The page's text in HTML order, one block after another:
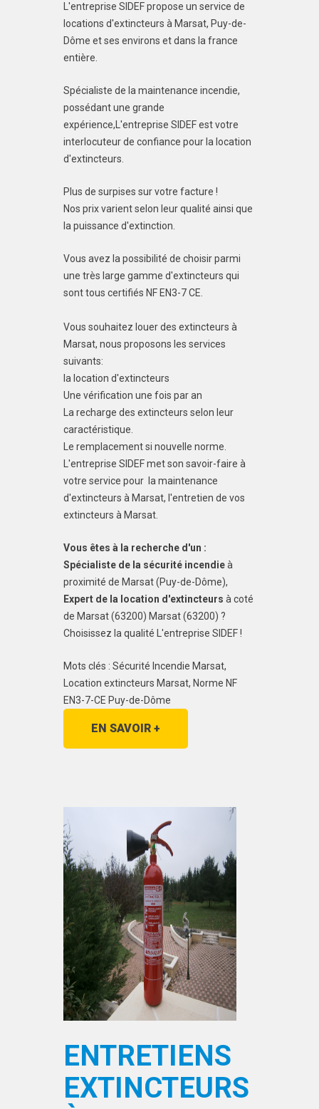
L'entreprise SIDEF propose un service de
locations d'extincteurs à Marsat, Puy-de-
Dôme et ses environs et dans la france
entière.
Spécialiste de la maintenance incendie,
possédant une grande
expérience,L'entreprise SIDEF est votre
interlocuteur de confiance pour la location
d'extincteurs.
Plus de surpises sur votre facture !
Nos prix varient selon leur qualité ainsi que
la puissance d'extinction.
Vous avez la possibilité de choisir parmi
une très large gamme d'extincteurs qui
sont tous certifiés NF EN3-7 CE.
Vous souhaitez louer des extincteurs à
Marsat, nous proposons les services
suivants:
la location d'extincteurs
Une vérification une fois par an
La recharge des extincteurs selon leur
caractéristique.
Le remplacement si nouvelle norme.
L'entreprise SIDEF met son savoir-faire à
votre service pour la maintenance
d'extincteurs à Marsat, l'entretien de vos
extincteurs à Marsat.
Vous êtes à la recherche d'un :
Spécialiste de la sécurité incendieà
proximité de Marsat (Puy-de-Dôme),
Expert de la location d'extincteurs à coté
de Marsat (63200) Marsat (63200) ?
Choisissez la qualité L'entreprise SIDEF !
Mots clés : Sécurité Incendie Marsat,
Location extincteurs Marsat, Norme NF
EN3-7-CE Puy-de-Dôme
EN SAVOIR +
ENTRETIENS
EXTINCTEURS